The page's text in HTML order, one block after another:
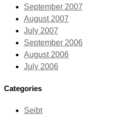
September 2007
August 2007
July 2007
September 2006
August 2006
July 2006
Categories
Seibt